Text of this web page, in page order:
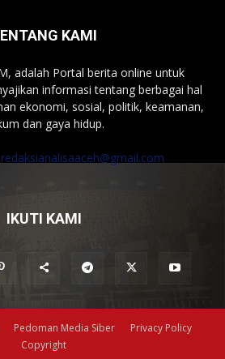
KAMI
adalah Portal berita online untuk
informasi tentang berbagai hal
ekonomi, sosial, politik, keamanan,
dan gaya hidup.
redaksianalisaaceh@gmail.com
IKUTI KAMI
Pedoman Media Siber
Privacy Policy
Copyright